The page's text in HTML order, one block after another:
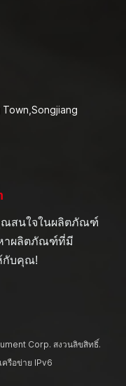
ณสนใจในผลิตภัณฑ์
หาผลิตภัณฑ์ที่มี
กับคุณ!
Corp. สงวนลิขสิทธิ์.
ครือข่าย IPv6